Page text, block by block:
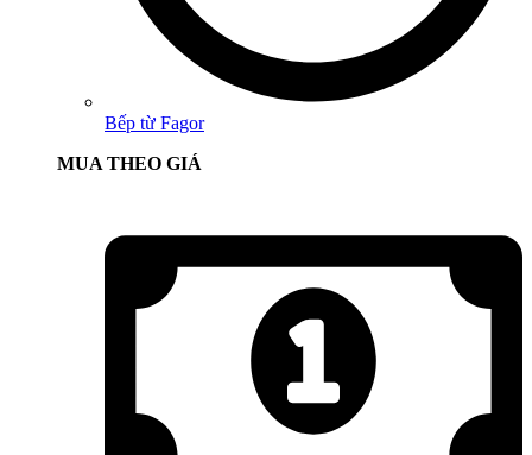
Bếp từ Fagor
MUA THEO GIÁ